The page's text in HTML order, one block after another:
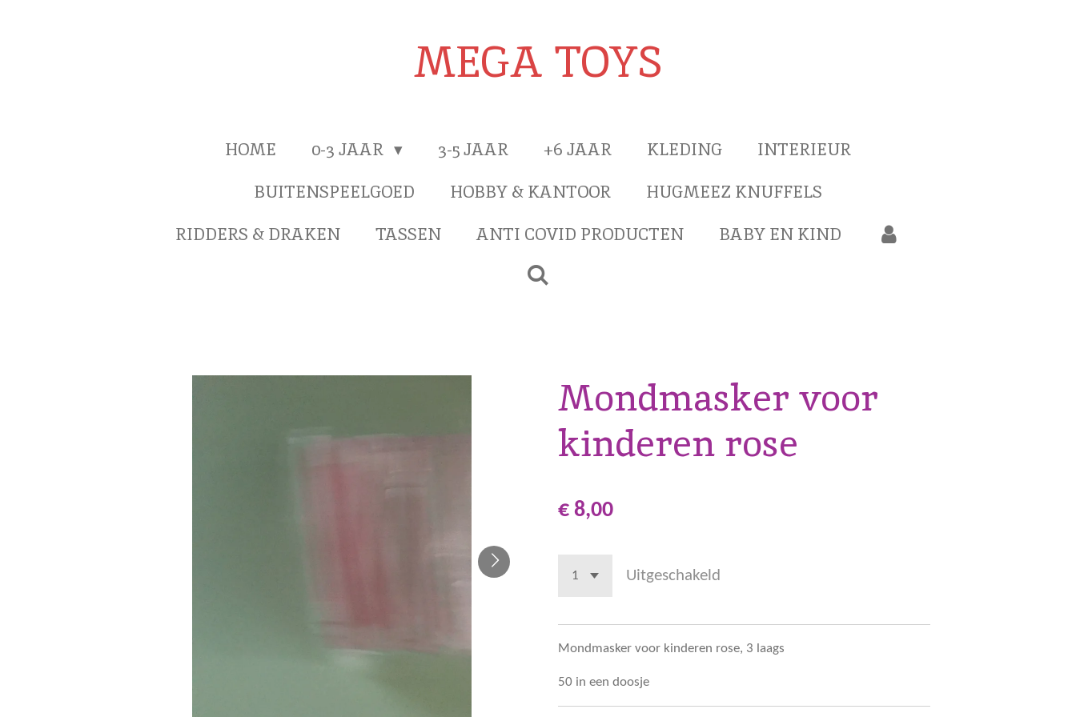
MEGA TOYS
HOME 0-3 JAAR 3-5 JAAR +6 JAAR KLEDING
INTERIEUR
BUITENSPEELGOED
HOBBY & KANTOOR
HUGMEEZ KNUFFELS
RIDDERS & DRAKEN
TASSEN ANTI COVID PRODUCTEN BABY EN KIND
Mondmasker voor
kinderen rose
€ 8,00
Uitgeschakeld
Mondmasker voor kinderen rose, 3 laags
50 in een doosje